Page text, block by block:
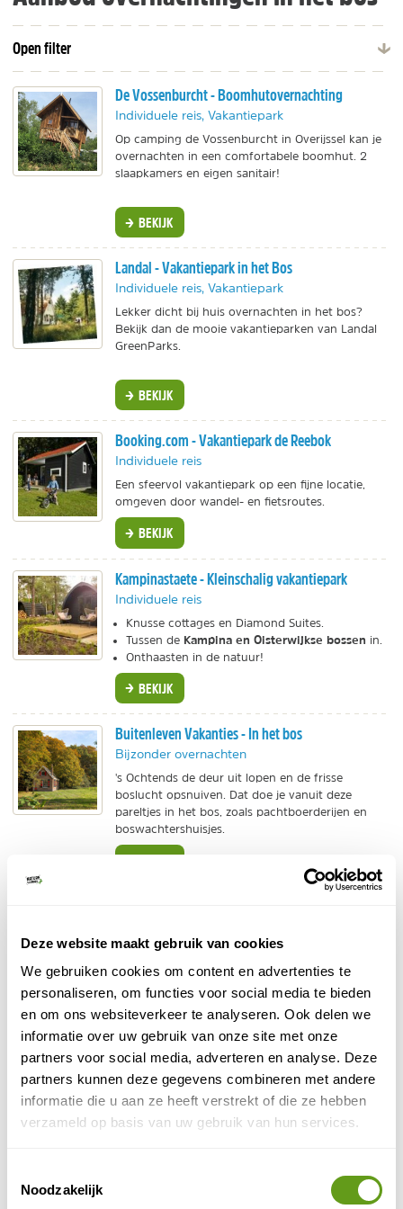
Deze website maakt gebruik van cookies
We gebruiken cookies om content en advertenties te
personaliseren, om functies voor social media te bieden
en om ons websiteverkeer te analyseren. Ook delen we
informatie over uw gebruik van onze site met onze
partners voor social media, adverteren en analyse. Deze
partners kunnen deze gegevens combineren met andere
informatie die u aan ze heeft verstrekt of die ze hebben
verzameld op basis van uw gebruik van hun services.
Noodzakelijk
Open filter
De Vossenburcht - Boomhutovernachting
Individuele reis, Vakantiepark
Op camping de Vossenburcht in Overijssel kan je
overnachten in een comfortabele boomhut. 2
slaapkamers en eigen sanitair!
BEKIJK
Landal - Vakantiepark in het Bos
Individuele reis, Vakantiepark
Lekker dicht bij huis overnachten in het bos?
Bekijk dan de mooie vakantieparken van Landal
GreenParks.
BEKIJK
Booking.com - Vakantiepark de Reebok
Individuele reis
Een sfeervol vakantiepark op een fijne locatie,
omgeven door wandel- en fietsroutes.
BEKIJK
Kampinastaete - Kleinschalig vakantiepark
Individuele reis
Knusse cottages en Diamond Suites.
Tussen de Kampina en Oisterwijkse bossen in.
Onthaasten in de natuur!
BEKIJK
Buitenleven Vakanties - In het bos
Bijzonder overnachten
's Ochtends de deur uit lopen en de frisse
boslucht opsnuiven. Dat doe je vanuit deze
pareltjes in het bos, zoals pachtboerderijen en
boswachtershuisjes.
BEKIJK
Met dit uitvouwbaar gidsje leer je snel alle bomen
in je tuin of in het bos herkennen. 30 bomen met
BEKIJK
B&B het Gasthuys
Individuele reis
Een bijzondere overnachting in
Amerongen gegarandeerd in deze sfeervolle bed